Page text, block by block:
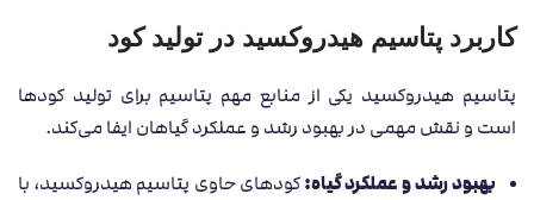
کاربرد پتاسیم هیدروکسید در تولید کود
پتاسیم هیدروکسید یکی از منابع مهم پتاسیم برای تولید کودها
است و نقش مهمی در بهبود رشد و عملکرد گیاهان ایفا می‌کند.
بهبود رشد و عملکرد گیاه:کودهای حاوی پتاسیم هیدروکسید، با